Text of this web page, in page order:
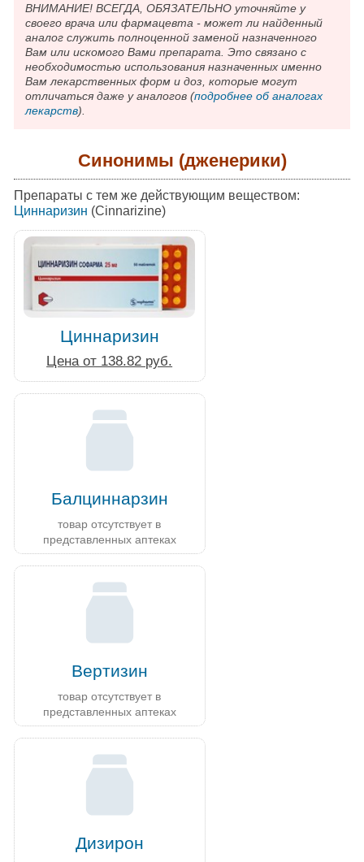
ВНИМАНИЕ! ВСЕГДА, ОБЯЗАТЕЛЬНО уточняйте у
своего врача или фармацевта - может ли найденный
аналог служить полноценной заменой назначенного
Вам или искомого Вами препарата. Это связано с
необходимостью использования назначенных именно
Вам лекарственных форм и доз, которые могут
отличаться даже у аналогов (подробнее об аналогах
лекарств).
Синонимы (дженерики)
Препараты с тем же действующим веществом:
Циннаризин (Cinnarizine)
Циннаризин
Цена от 138.82 руб.
Балциннарзин
товар отсутствует в
представленных аптеках
Вертизин
товар отсутствует в
представленных аптеках
Дизирон